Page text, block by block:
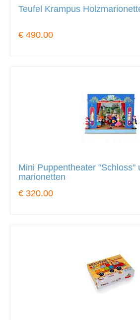
Teufel Krampus
€ 490.00
Mini Puppentheater "Schloss"
marionetten
€ 320.00